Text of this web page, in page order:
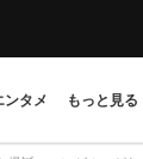
ンタメ もっと見る